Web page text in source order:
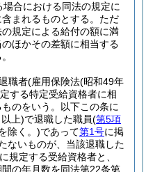
合における同法の規定に
まれるものとする。 ただ
規定による給付の額に満
ほかその差額に相当する
職者(雇用保険法(昭和49年
する特定受給資格者に相
のをいう。以下この条に
上)で退職した職員(第5項
除く。)であって第1号に掲
ないものが、当該退職した
規定する受給資格者と、
の年月数を同法第22条第